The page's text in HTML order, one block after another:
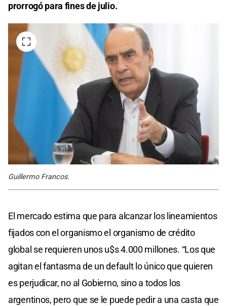
prorrogó para fines de julio.
Guillermo Francos.
El mercado estima que para alcanzar los lineamientos
fijados con el organismo el organismo de crédito
global se requieren unos u$s 4.000 millones. “Los que
agitan el fantasma de un default lo único que quieren
es perjudicar, no al Gobierno, sino a todos los
argentinos, pero que se le puede pedir a una casta que